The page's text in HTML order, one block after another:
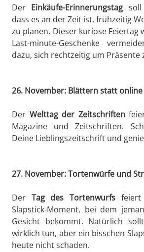
Der Einkäufe-Erinnerungstag
dass es an der Zeit ist, frühzeitig
zu planen. Dieser kuriose Feiertag
Last-minute-Geschenke
dazu, sich rechtzeitig um Präsente
26. November: Blättern statt online
Der Welttag der Zeitschriften
Magazine und Zeitschriften.
Deine Lieblingszeitschrift und
27. November: Tortenwürfe und
Der Tag des Tortenwurfs feiert
Slapstick-Moment, bei dem
Gesicht bekommt. Natürlich
wirklich tun, aber ein bisschen
heute nicht schaden.